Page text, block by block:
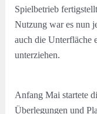
Spielbetrieb
Nutzung war es nun
auch die Unterfläche
unterziehen.
Anfang Mai startete
Überlegungen und